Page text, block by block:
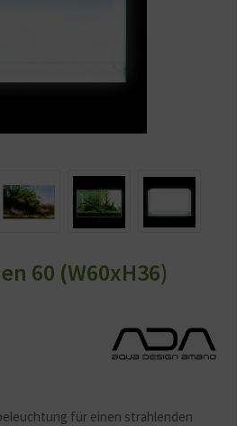
60 (W60xH36)
für einen strahlenden